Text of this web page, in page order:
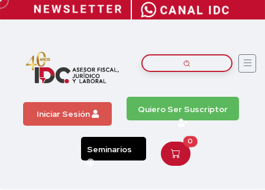
Iniciar Sesión Quiero Ser Suscriptor
Seminarios
0